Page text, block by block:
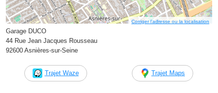
Corriger l’adresse ou la localisation
Garage DUCO
44 Rue Jean Jacques Rousseau
92600 Asnières-sur-Seine
Trajet Waze Trajet Maps